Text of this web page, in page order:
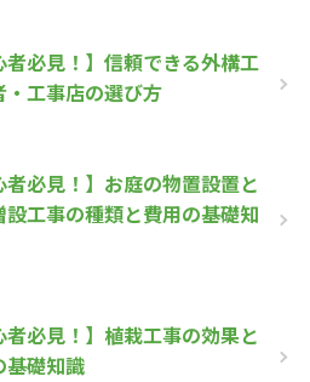
者必見！】信頼できる外構工
・工事店の選び方
者必見！】お庭の物置設置と
設工事の種類と費用の基礎知
者必見！】植栽工事の効果と
基礎知識